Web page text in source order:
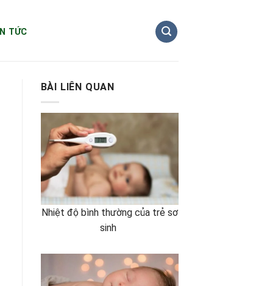
TỨC
BÀI LIÊN QUAN
Nhiệt độ bình thường của trẻ sơ
sinh